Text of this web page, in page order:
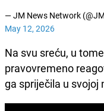
— JM News Network
May 12, 2026
Na svu sreću, u
pravovremeno
ga spriječila u svojoj